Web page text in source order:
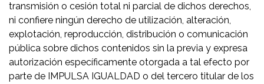
transmisión o cesión total ni parcial de dichos derechos,
ni confiere ningún derecho de utilización, alteración,
explotación, reproducción, distribución o comunicación
pública sobre dichos contenidos sin la previa y expresa
autorización específicamente otorgada a tal efecto por
parte de IMPULSA IGUALDAD o del tercero titular de los